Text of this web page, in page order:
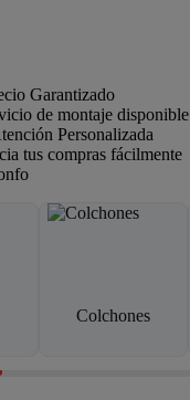
Garantizado
de montaje disponible
Personalizada
tus compras fácilmente
Colchones